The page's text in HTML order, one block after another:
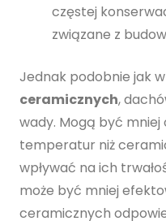
częstej
związane z
Jednak podobnie jak
ceramicznych,
wady. Mogą być
temperatur niż
wpływać na ich
może być mniej
ceramicznych